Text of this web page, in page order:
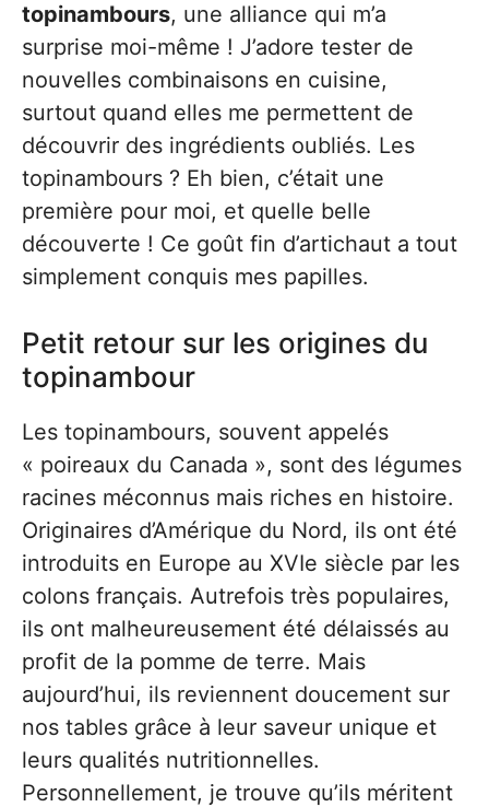
topinambours, une alliance qui m’a
surprise moi-même ! J’adore tester de
nouvelles combinaisons en cuisine,
surtout quand elles me permettent de
découvrir des ingrédients oubliés. Les
topinambours ? Eh bien, c’était une
première pour moi, et quelle belle
découverte ! Ce goût fin d’artichaut a tout
simplement conquis mes papilles.
Petit retour sur les origines du
topinambour
Les topinambours, souvent appelés
« poireaux du Canada », sont des légumes
racines méconnus mais riches en histoire.
Originaires d’Amérique du Nord, ils ont été
introduits en Europe au XVIe siècle par les
colons français. Autrefois très populaires,
ils ont malheureusement été délaissés au
profit de la pomme de terre. Mais
aujourd’hui, ils reviennent doucement sur
nos tables grâce à leur saveur unique et
leurs qualités nutritionnelles.
Personnellement, je trouve qu’ils méritent